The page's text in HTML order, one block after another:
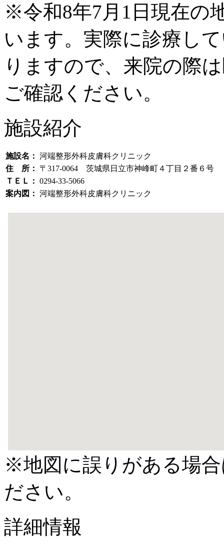
※令和8年7月1日現在の
います。実際に診療し
りますので、来院の際
ご確認ください。
施設紹介
施設名： 河端整形外科皮膚科クリニック
住 所：
〒317-0064 茨城県日立市神峰町４丁目２番６号
ＴＥＬ： 0294-33-5066
案内図： 河端整形外科皮膚科クリニック
※地図に誤りがある場
ださい。
詳細情報